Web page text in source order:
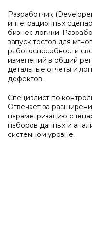
Разработчик
интеграционных
бизнес-логики.
запуск тестов для
работоспособности
изменений в общий
детальные отчеты и
дефектов.
Специалист по
Отвечает за
параметризацию
наборов данных и
системном уровне.